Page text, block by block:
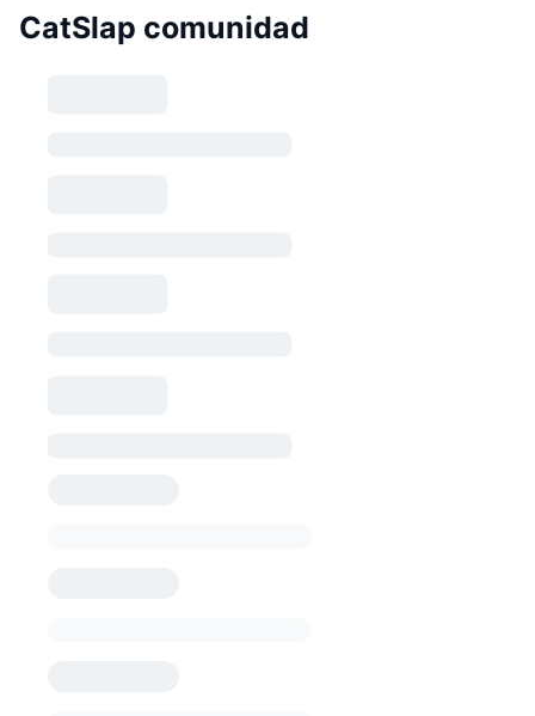
CatSlap comunidad